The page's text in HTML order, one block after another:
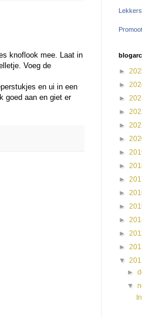
knoflook mee. Laat in
Voeg de
en ui in een
goed aan en giet er
►
►
►
►
►
►
►
►
►
►
►
►
►
►
▼
►
▼